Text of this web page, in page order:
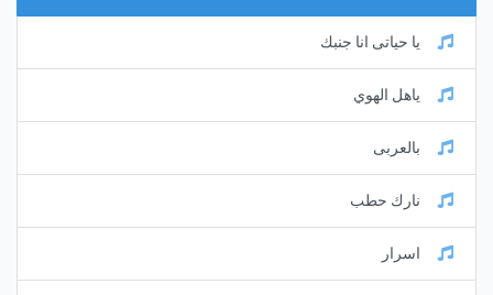
يا حياتى انا جنبك
ياهل الهوي
بالعربى
نارك حطب
اسرار